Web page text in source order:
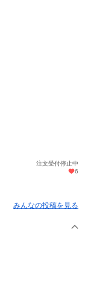
注文受付停止中
6
みんなの投稿を見る